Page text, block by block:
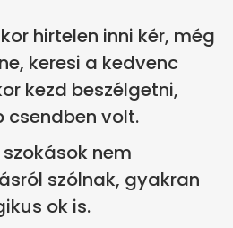
hirtelen inni kér, még
keresi a kedvenc
kezd beszélgetni,
csendben volt.
nem
szólnak, gyakran
ok is.